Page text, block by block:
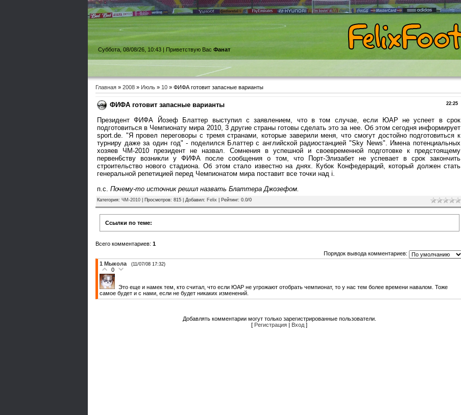
Суббота, 08/08/26, 10:43 | Приветствую Вас Фанат
Главная » 2008 » Июль » 10 » ФИФА готовит запасные варианты
22:25
ФИФА готовит запасные варианты
Президент ФИФА Йозеф Блаттер выступил с заявлением, что в том случае, если ЮАР не успеет в срок
подготовиться в Чемпионату мира 2010, 3 другие страны готовы сделать это за нее. Об этом сегодня информирует
sport.de. "Я провел переговоры с тремя странами, которые заверили меня, что смогут достойно подготовиться к
турниру даже за один год" - поделился Блаттер с английской радиостанцией "Sky News". Имена потенциальных
хозяев ЧМ-2010 президент не назвал. Сомнения в успешной и своевременной подготовке к предстоящему
первен6ству возникли у ФИФА после сообщения о том, что Порт-Элизабет не успевает в срок закончить
строительство нового стадиона. Об этом стало известно на днях. Кубок Конфедераций, который должен стать
генеральной репетицией перед Чемпионатом мира поставит все точки над i.
п.с. Почему-то источник решил назвать Блаттера Джозефом.
Категория: ЧМ-2010 Просмотров: 815 | Добавил: Felix Рейтинг: 0.0/0
Ссылки по теме:
Всего комментариев: 1
Порядок вывода комментариев:
1 Мыкола (11/07/08 17:32)
0
Это еще и намек тем, кто считал, что если ЮАР не угрожают отобрать чемпионат, то у нас тем более времени навалом. Тоже
самое будет и с нами, если не будет никаких изменений.
Добавлять комментарии могут только зарегистрированные пользователи.
[ Регистрация | Вход ]